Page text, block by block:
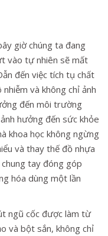
giờ chúng ta đang
vào tự nhiên sẽ mất
đến việc tích tụ chất
và không chỉ ảnh
đến môi trường
hưởng đến sức khỏe
khoa học không ngừng
và thay thế đồ nhựa
tay đóng góp
hóa dùng một lần
ngũ cốc được làm từ
và bột sắn, không chỉ